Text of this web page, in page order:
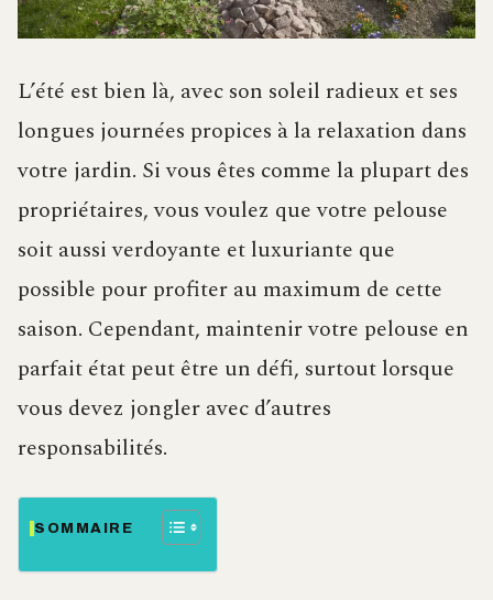
L’été est bien là, avec son soleil radieux et ses
longues journées propices à la relaxation dans
votre jardin. Si vous êtes comme la plupart des
propriétaires, vous voulez que votre pelouse
soit aussi verdoyante et luxuriante que
possible pour profiter au maximum de cette
saison. Cependant, maintenir votre pelouse en
parfait état peut être un défi, surtout lorsque
vous devez jongler avec d’autres
responsabilités.
SOMMAIRE